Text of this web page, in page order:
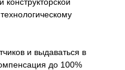
и выдаваться в
до 100%